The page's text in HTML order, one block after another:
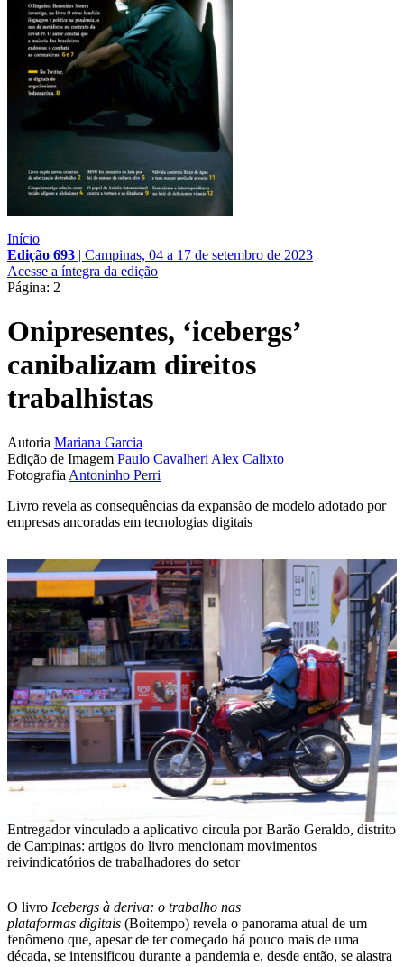
Início
Edição 693 | Campinas, 04 a 17 de setembro de 2023
Acesse a íntegra da edição
Página: 2
Onipresentes, ‘icebergs’
canibalizam direitos
trabalhistas
Autoria Mariana Garcia
Edição de Imagem Paulo Cavalheri Alex Calixto
Fotografia Antoninho Perri
Livro revela as consequências da expansão de modelo adotado por
empresas ancoradas em tecnologias digitais
Entregador vinculado a aplicativo circula por Barão Geraldo, distrito
de Campinas: artigos do livro mencionam movimentos
reivindicatórios de trabalhadores do setor
O livro Icebergs à deriva: o trabalho nas
plataformas digitais (Boitempo) revela o panorama atual de um
fenômeno que, apesar de ter começado há pouco mais de uma
década, se intensificou durante a pandemia e, desde então, se alastra